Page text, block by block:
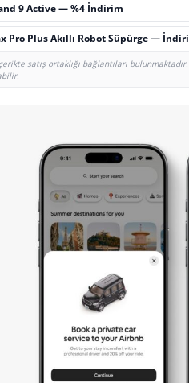
9 Active — %4 İndirim
Pro Plus Akıllı Robot Süpürge —
satış ortaklığı bağlantıları